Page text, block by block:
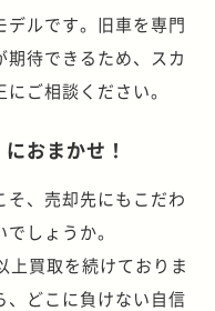
デルです。旧車を専門
期待できるため、スカ
ご相談ください。
おまかせ！
、売却先にもこだわ
しょうか。
上買取を続けておりま
、どこに負けない自信